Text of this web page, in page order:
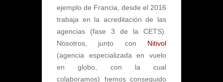
ejemplo de Francia, desde el 2016
trabaja en la acreditación de las
agencias (fase 3 de la CETS).
Nosotros, junto con Nitivol
(agencia especializada en vuelo
en globo, con la cual
colaboramos) hemos conseguido